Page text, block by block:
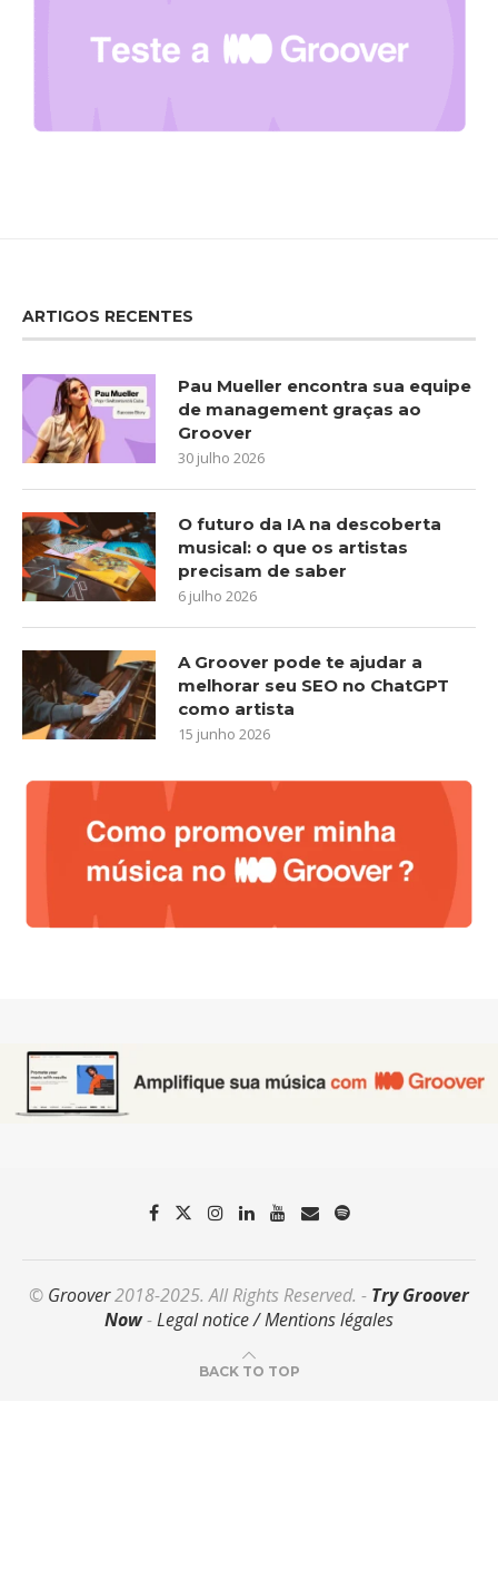
ARTIGOS RECENTES
Pau Mueller encontra sua equipe
de management graças ao
Groover
30 julho 2026
O futuro da IA na descoberta
musical: o que os artistas
precisam de saber
6 julho 2026
A Groover pode te ajudar a
melhorar seu SEO no ChatGPT
como artista
15 junho 2026
© Groover2018-2025. All Rights Reserved. - Try Groover
Now-Legal notice / Mentions légales
BACK TO TOP